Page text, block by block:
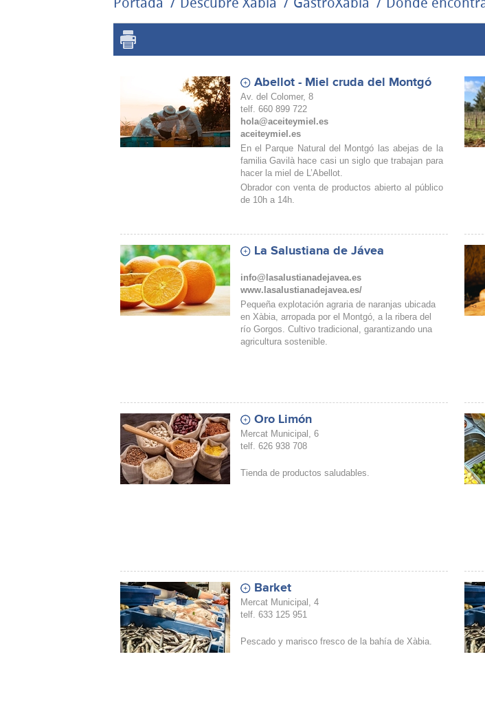
Abellot - Miel cruda del Montgó
Av. del Colomer, 8
telf. 660 899 722
hola@aceiteymiel.es
aceiteymiel.es
En el Parque Natural del Montgó las abejas de la
familia Gavilà hace casi un siglo que trabajan para
hacer la miel de L’Abellot.
Obrador con venta de productos abierto al público
de 10h a 14h.
La Salustiana de Jávea
info@lasalustianadejavea.es
www.lasalustianadejavea.es/
Pequeña explotación agraria de naranjas ubicada
en Xàbia, arropada por el Montgó, a la ribera del
río Gorgos. Cultivo tradicional, garantizando una
agricultura sostenible.
Oro Limón
Mercat Municipal, 6
telf. 626 938 708
Tienda de productos saludables.
Barket
Mercat Municipal, 4
telf. 633 125 951
Pescado y marisco fresco de la bahía de Xàbia.